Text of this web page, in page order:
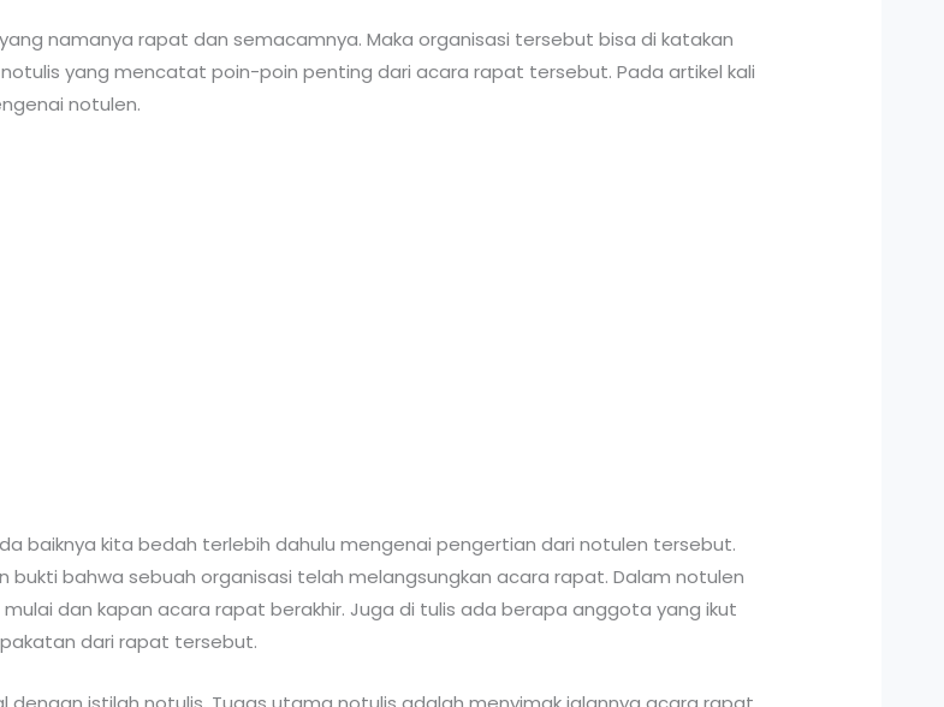
namanya rapat dan semacamnya. Maka organisasi tersebut bisa di katakan
yang mencatat poin-poin penting dari acara rapat tersebut. Pada artikel kali
notulen.
baiknya kita bedah terlebih dahulu mengenai pengertian dari notulen tersebut.
bahwa sebuah organisasi telah melangsungkan acara rapat. Dalam notulen
dan kapan acara rapat berakhir. Juga di tulis ada berapa anggota yang ikut
dari rapat tersebut.